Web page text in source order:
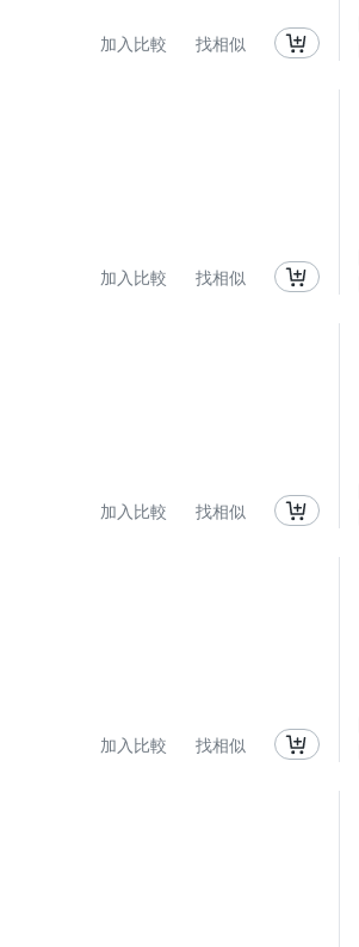
加入比較 找相似
加入比較 找相似
加入比較 找相似
加入比較 找相似